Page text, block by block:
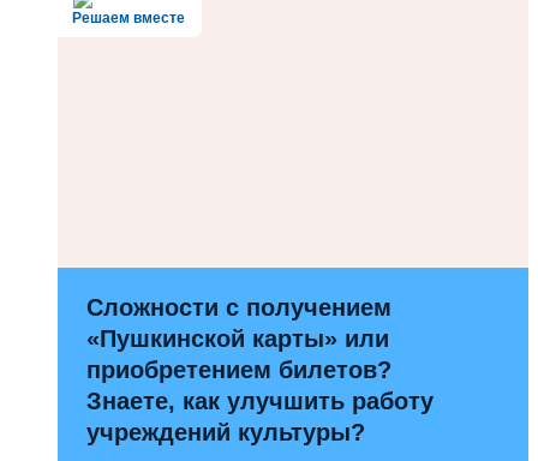
Решаем вместе
Сложности с получением
«Пушкинской карты» или
приобретением билетов?
Знаете, как улучшить работу
учреждений культуры?